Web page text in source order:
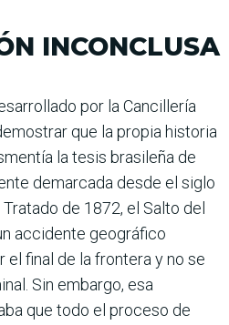
INCONCLUSA
por la Cancillería
que la propia historia
la tesis brasileña de
demarcada desde el siglo
de 1872, el Salto del
accidente geográfico
final de la frontera y no se
Sin embargo, esa
que todo el proceso de